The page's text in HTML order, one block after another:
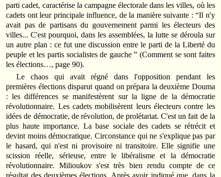
parti cadet, caractérise la campagne électorale dans les villes, où les
cadets ont leur principale influence, de la manière suivante : “Il n'y
avait pas de partisans du gouvernement parmi les électeurs des
villes... C'est pourquoi, dans les assemblées, la lutte se déroula sur
un autre plan : ce fut une discussion entre le parti de la Liberté du
peuple et les partis socialistes de gauche ” (Comment se sont faites
les élections…, page 90).
Le chaos qui avait régné dans l'opposition pendant les
premières élections disparut quand on prépara la deuxième Douma
: les différences se manifestèrent sur la ligne de la démocratie
révolutionnaire. Les cadets mobilisèrent leurs électeurs contre les
idées de démocratie, de révolution, de prolétariat. C'est un fait de la
plus haute importance. La base sociale des cadets se rétrécit et
devint moins démocratique. Circonstance qui ne s'explique pas par
le hasard, qui n'est ni provisoire ni transitoire. Elle signifie une
scission réelle, sérieuse, entre le libéralisme et la démocratie
révolutionnaire. Milioukov s'est très bien rendu compte de ce